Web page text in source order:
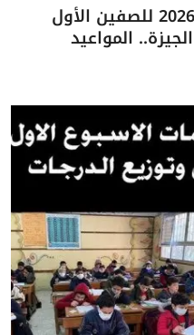
جدول امتحانات شهر أبريل 2026 للصفين الأول
المواعيد